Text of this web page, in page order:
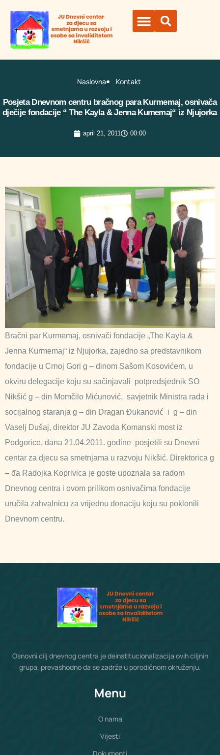
Naslovna Kontakt
Posjeta Dnevnom centru bračnog para Kurmemaj, osnivača
dječije fondacije “ The Kayla & Jenna Kumemaj“ iz Njujorka
april 21, 2011 00:00
Bračni par Kurmemaj, osnivači fondacije „The Kayla &
Jenna Kurmemaj“ iz Njujorka, zajedno sa predstavnikom
fondacije u Crnoj Gori g – dinom Sašom Kosovićem, u
okviru delegacije koju su sačinjavali potpredsjednik SO
Nikšić g – din Momčilo Mićunović, savjetnik Ministra rada i
socijalnog staranja g – din Dragan Đukanović i g – din
Vaselj Dušaj, direktor JU Zavoda Komanski most iz
Podgorice, dana 21.04.2011. godine posjetili su Dnevni
centar za djecu sa smetnjama u razvoju Nikšić. Direktorica g
– đa Radojka Koprivica je goste upoznala sa radom
Dnevnog centra i ovom prilikom osnivačima fondacije
uručila zahvalnicu za vrijednu donaciju koju su poklonili
Dnevnom centru.
Osnovni cilj dnevnog centra je deinstitucionalizacija ovih ciljnih
grupa, prevashodno da se zadrže u porodičnom okruženju.
Menu
O nama
Vijesti